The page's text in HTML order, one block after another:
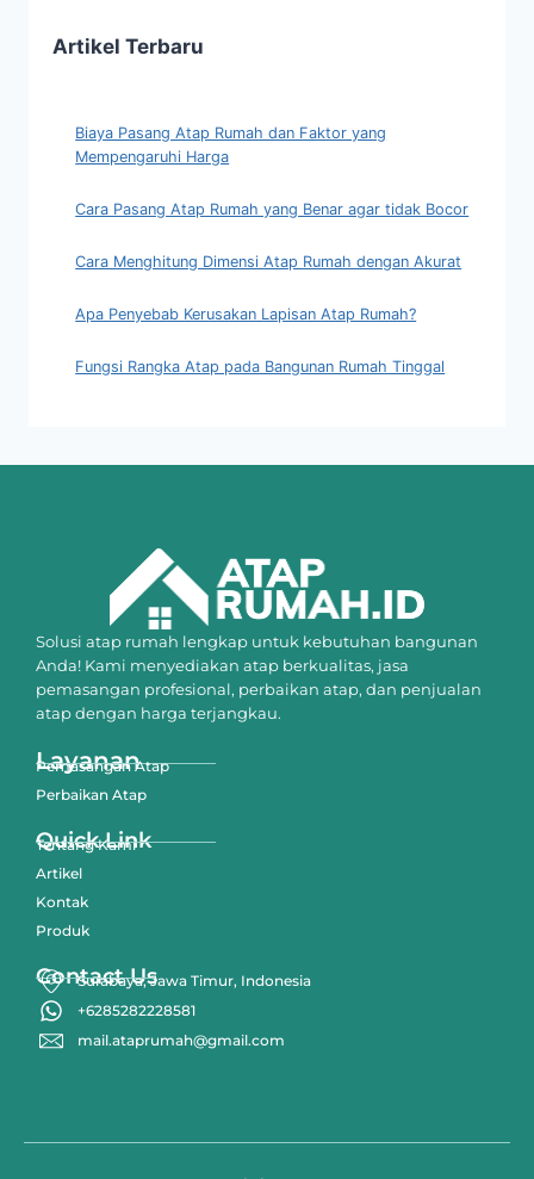
Artikel Terbaru
Biaya Pasang Atap Rumah dan Faktor yang
Mempengaruhi Harga
Cara Pasang Atap Rumah yang Benar agar tidak Bocor
Cara Menghitung Dimensi Atap Rumah dengan Akurat
Apa Penyebab Kerusakan Lapisan Atap Rumah?
Fungsi Rangka Atap pada Bangunan Rumah Tinggal
Solusi atap rumah lengkap untuk kebutuhan bangunan
Anda! Kami menyediakan atap berkualitas, jasa
pemasangan profesional, perbaikan atap, dan penjualan
atap dengan harga terjangkau.
Layanan
Pemasangan Atap
Perbaikan Atap
Quick Link
Tentang Kami
Artikel
Kontak
Produk
Contact Us
Surabaya, Jawa Timur, Indonesia
+6285282228581
mail.ataprumah@gmail.com